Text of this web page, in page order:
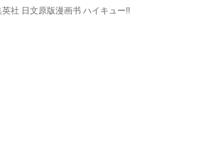
社 日文原版漫画书 ハイキュー!!